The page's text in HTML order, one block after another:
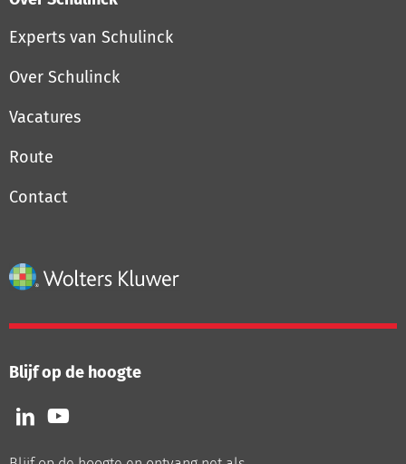
Experts van Schulinck
Over Schulinck
Vacatures
Route
Contact
Blijf op de hoogte
Volg
ons
Volg
ons